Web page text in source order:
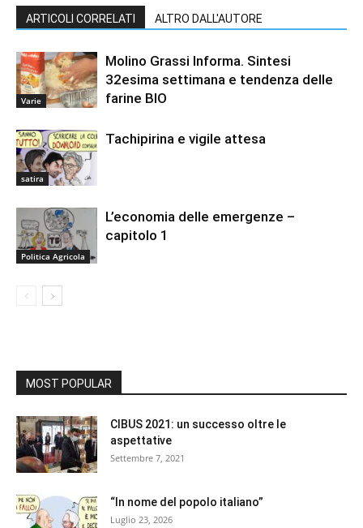
ARTICOLI CORRELATI ALTRO DALL'AUTORE
Varie
Molino Grassi Informa. Sintesi
32esima settimana e tendenza delle
farine BIO
satira
Tachipirina e vigile attesa
Politica Agricola
L’economia delle emergenze –
capitolo 1
MOST POPULAR
CIBUS 2021: un successo oltre le
aspettative
Settembre 7, 2021
“In nome del popolo italiano”
Luglio 23, 2026